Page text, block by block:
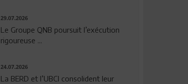
29.07.2026
Le Groupe QNB poursuit l’exécution
rigoureuse ...
24.07.2026
La BERD et l’UBCI consolident leur